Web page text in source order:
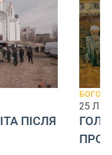
ПІСЛЯ
25